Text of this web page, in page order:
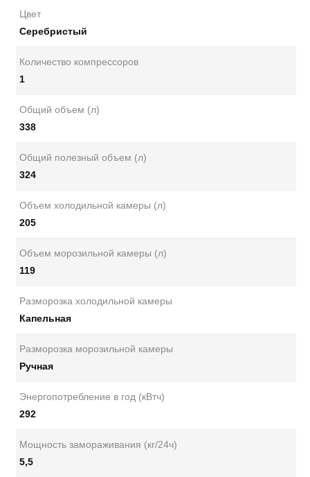
Цвет
Серебристый
Количество компрессоров
1
Общий объем (л)
338
Общий полезный объем (л)
324
Объем холодильной камеры (л)
205
Объем морозильной камеры (л)
119
Разморозка холодильной камеры
Капельная
Разморозка морозильной камеры
Ручная
Энергопотребление в год (кВтч)
292
Мощность замораживания (кг/24ч)
5,5